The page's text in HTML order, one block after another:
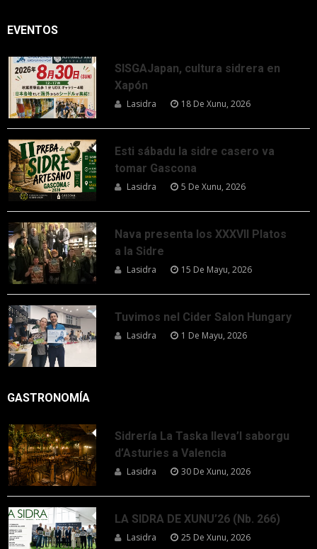
EVENTOS
SISGAJapan, cultura sidrera en
Xapón
Lasidra 18 De Xunu, 2026
Esti sábadu la sidre casero va
tomar Gascona
Lasidra 5 De Xunu, 2026
Nava presenta los XXXVII Platos
a la Sidre
Lasidra 15 De Mayu, 2026
Tuvimos nel Cider Salon Hungary
Lasidra 1 De Mayu, 2026
GASTRONOMÍA
Sidrería La Taska lleva’l saborgu
d’Asturies a Valencia
Lasidra 30 De Xunu, 2026
LA SIDRA DE XUNU’26 (Nb. 266)
Lasidra 25 De Xunu, 2026